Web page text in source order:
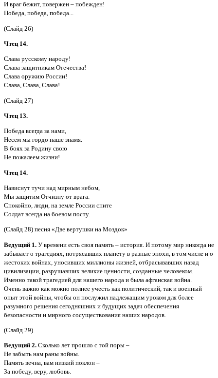
И враг бежит, повержен – побежден!
Победа, победа, победа...
(Слайд 26)
Чтец 14.
Слава русскому народу!
Слава защитникам Отечества!
Слава оружию России!
Слава, Слава, Слава!
(Слайд 27)
Чтец 13.
Победа всегда за нами,
Несем мы гордо наше знамя.
В боях за Родину свою
Не пожалеем жизни!
Чтец 14.
Нависнут тучи над мирным небом,
Мы защитим Отчизну от врага.
Спокойно, люди, на земле России спите
Солдат всегда на боевом посту.
(Слайд 28) песня «Две вертушки на Моздок»
Ведущий 1. У времени есть своя память – история. И потому мир никогда не
забывает о трагедиях, потрясавших планету в разные эпохи, в том числе и о
жестоких войнах, уносивших миллионы жизней, отбрасывавших назад
цивилизации, разрушавших великие ценности, созданные человеком.
Именно такой трагедией для нашего народа и была афганская война.
Очень важно как можно полнее учесть как политический, так и военный
опыт этой войны, чтобы он послужил надлежащим уроком для более
разумного решения сегодняшних и будущих задач обеспечения
безопасности и мирного сосуществования наших народов.
(Слайд 29)
Ведущий 2. Сколько лет прошло с той поры –
Не забыть нам раны войны.
Память вечна, вам низкий поклон –
За победу, веру, любовь.